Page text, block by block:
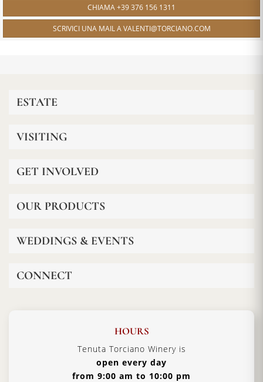
CHIAMA +39 376 156 1311
SCRIVICI UNA MAIL A VALENTI@TORCIANO.COM
ESTATE
VISITING
GET INVOLVED
OUR PRODUCTS
WEDDINGS & EVENTS
CONNECT
HOURS
Tenuta Torciano Winery is
open every day
from 9:00 am to 10:00 pm